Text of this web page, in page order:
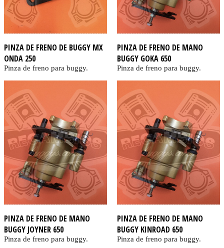
PINZA DE FRENO DE BUGGY MX
ONDA 250
Pinza de freno para buggy.
PINZA DE FRENO DE MANO
BUGGY GOKA 650
Pinza de freno para buggy.
PINZA DE FRENO DE MANO
BUGGY JOYNER 650
Pinza de freno para buggy.
PINZA DE FRENO DE MANO
BUGGY KINROAD 650
Pinza de freno para buggy.